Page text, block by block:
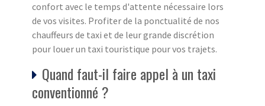
confort avec le temps d'attente nécessaire lors
de vos visites. Profiter de la ponctualité de nos
chauffeurs de taxi et de leur grande discrétion
pour louer un taxi touristique pour vos trajets.
Quand faut-il faire appel à un taxi
conventionné ?